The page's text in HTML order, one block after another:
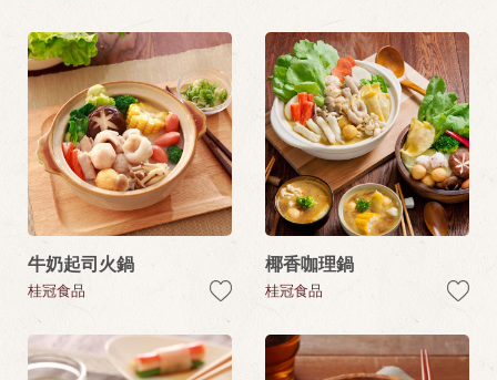
牛奶起司火鍋
桂冠食品
椰香咖理鍋
桂冠食品